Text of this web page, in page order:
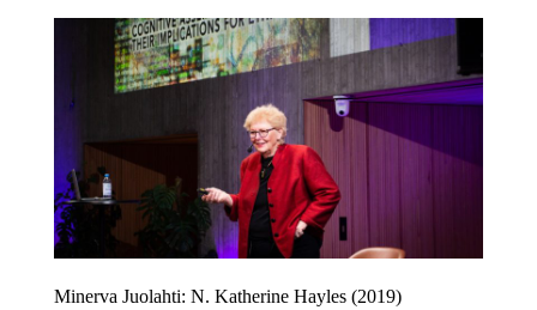
Minerva Juolahti: N. Katherine Hayles (2019)